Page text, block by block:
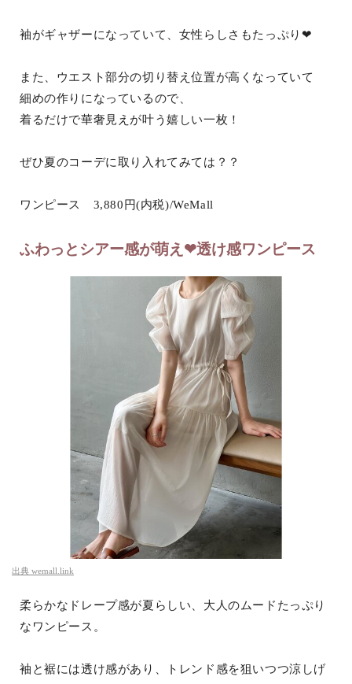
袖がギャザーになっていて、女性らしさもたっぷり❤︎
また、ウエスト部分の切り替え位置が高くなっていて
細めの作りになっているので、
着るだけで華奢見えが叶う嬉しい一枚！
ぜひ夏のコーデに取り入れてみては？？
ワンピース 3,880円(内税)/WeMall
ふわっとシアー感が萌え❤︎透け感ワンピース
出典 wemall.link
柔らかなドレープ感が夏らしい、大人のムードたっぷり
なワンピース。
袖と裾には透け感があり、トレンド感を狙いつつ涼しげ